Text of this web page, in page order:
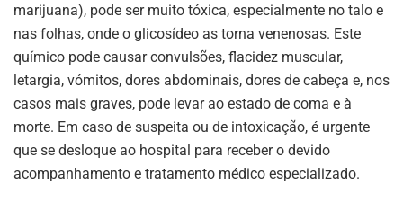
marijuana), pode ser muito tóxica, especialmente no talo e
nas folhas, onde o glicosídeo as torna venenosas. Este
químico pode causar convulsões, flacidez muscular,
letargia, vómitos, dores abdominais, dores de cabeça e, nos
casos mais graves, pode levar ao estado de coma e à
morte. Em caso de suspeita ou de intoxicação, é urgente
que se desloque ao hospital para receber o devido
acompanhamento e tratamento médico especializado.